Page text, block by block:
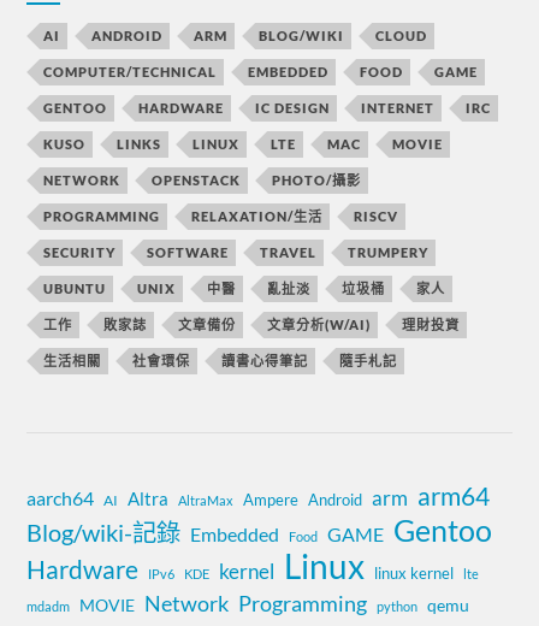
AI ANDROID ARM BLOG/WIKI CLOUD
COMPUTER/TECHNICAL EMBEDDED FOOD GAME
GENTOO HARDWARE IC DESIGN INTERNET IRC
KUSO LINKS LINUX LTE MAC MOVIE
NETWORK OPENSTACK PHOTO/攝影
PROGRAMMING RELAXATION/生活 RISCV
SECURITY SOFTWARE TRAVEL TRUMPERY
UBUNTU UNIX 中醫 亂扯淡 垃圾桶 家人
工作 敗家誌 文章備份 文章分析(W/AI) 理財投資
生活相關 社會環保 讀書心得筆記 隨手札記
aarch64 AI Altra AltraMax Ampere Android arm arm64
Blog/wiki-記錄 Embedded Food GAME Gentoo
Hardware IPv6 KDE kernel Linux linux kernel lte
mdadm MOVIE Network Programming python qemu